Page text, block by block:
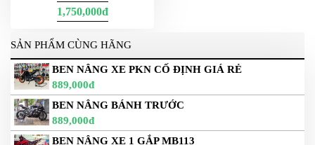
1,750,000đ
SẢN PHẨM CÙNG HÃNG
BEN NÂNG XE PKN CỐ ĐỊNH GIÁ RẺ
889,000đ
BEN NÂNG BÁNH TRƯỚC
889,000đ
BEN NÂNG XE 1 GẮP MB113